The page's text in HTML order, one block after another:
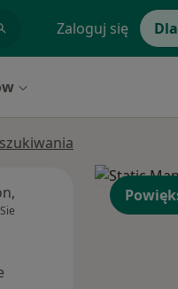
Zaloguj się
Śr,